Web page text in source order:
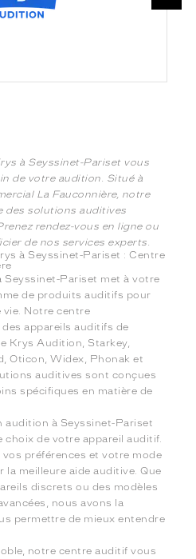
à Seyssinet-Pariset vous
de votre audition. Situé à
La Fauconnière, notre
des solutions auditives
rendez-vous en ligne ou
de nos services experts.
à Seyssinet-Pariset : Centre
Pariset met à votre
de produits auditifs pour
vie. Notre centre
appareils auditifs de
Krys Audition, Starkey,
Oticon, Widex, Phonak et
auditives sont conçues
spécifiques en matière de
audition à Seyssinet-Pariset
choix de votre appareil auditif.
préférences et votre mode
la meilleure aide auditive. Que
discrets ou des modèles
nous avons la
permettre de mieux entendre
notre centre auditif vous